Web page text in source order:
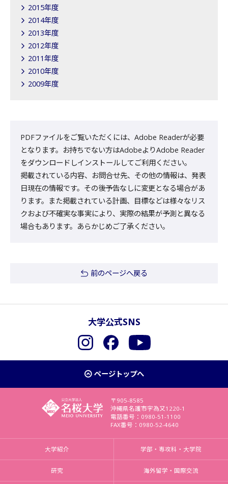
2015年度
2014年度
2013年度
2012年度
2011年度
2010年度
2009年度
PDFファイルをご覧いただくには、Adobe Readerが必要
となります。お持ちでない方はAdobeよりAdobe Reader
をダウンロードしインストールしてご利用ください。
掲載されている内容、お問合せ先、その他の情報は、発表
日現在の情報です。その後予告なしに変更となる場合があ
ります。また掲載されている計画、目標などは様々なリス
クおよび不確実な事実により、実際の結果が予測と異なる
場合もあります。あらかじめご了承ください。
前のページへ戻る
大学公式SNS
InstagramFacebookYouTube
ページトップへ
〒905-8585
沖縄県名護市字為又1220-1
電話番号：0980-51-1100
FAX番号：0980-52-4640
大学紹介 学部・専攻科・大学院
研究 海外留学・国際交流